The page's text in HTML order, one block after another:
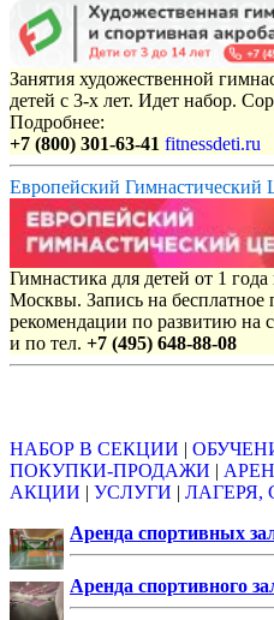
Занятия художественной
детей с 3-х лет. Идет набор.
Подробнее:
+7 (800) 301-63-41 fitnessdeti.ru
Европейский Гимнастический
Гимнастика для детей от 1
Москвы. Запись на бесплатное
рекомендации по развитию на
и по тел. +7 (495) 648-88-08
НАБОР В СЕКЦИИ |
ПОКУПКИ-ПРОДАЖИ |
АКЦИИ | УСЛУГИ | ЛАГЕРЯ,
Аренда спортивных
Аренда спортивного